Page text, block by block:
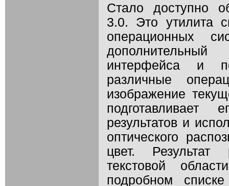
Стало доступно
3.0. Это утилита
операционных
интерфейса и
различные
изображение
результатов и
оптического
цвет. Результат
текстовой
подробном